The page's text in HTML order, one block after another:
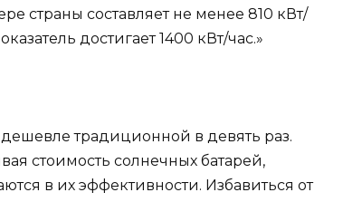
страны составляет не менее 810 кВт/
достигает 1400 кВт/час.»
традиционной в девять раз.
стоимость солнечных батарей,
в их эффективности. Избавиться от